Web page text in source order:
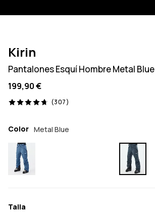
Kirin
Pantalones Esquí Hombre Metal Blue
199,90 €
(307)
307 opiniones, 4.7/5
Color Metal Blue
Talla